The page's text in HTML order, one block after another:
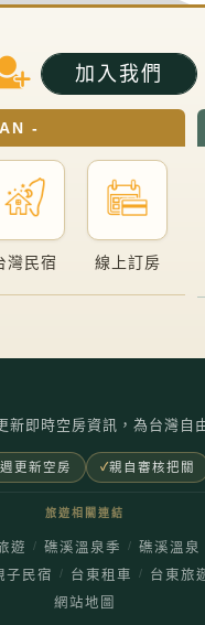
加入我們
-
灣民宿 線上訂房
即時空房資訊，為台灣自
更新空房 親自審核把關
旅遊相關連結
遊 / 礁溪溫泉季 / 礁溪溫泉
子民宿 / 台東租車 / 台東旅
網站地圖